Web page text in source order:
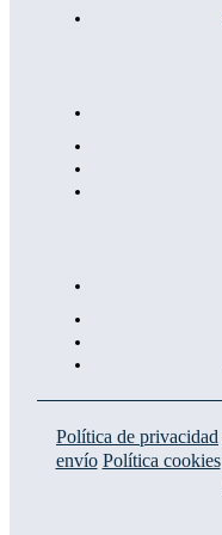
Política de privacidad
envío Política cookies